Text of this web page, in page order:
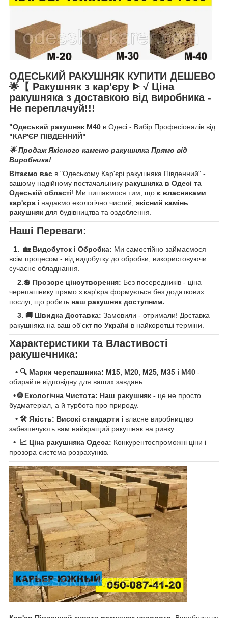
ОДЕСЬКИЙ РАКУШНЯК КУПИТИ ДЕШЕВО
🌟【 Ракушняк з кар'єру ᐈ √ Ціна
ракушняказ доставкою від виробника -
Не переплачуй!!!
"Одеський ракушняк М40 в Одесі - Вибір Професіоналів від
"КАР'ЄР ПІВДЕННИЙ"
🌟 Продаж Якісного каменю ракушняка Прямо від
Виробника!
Вітаємо вас в "Одеському Кар'єрі ракушняка Південний" -
вашому надійному постачальнику ракушняка в Одесі та
Одеській області! Ми пишаємося тим, що є власниками
кар'єра і надаємо екологічно чистий, якісний камінь
ракушняк для будівництва та оздоблення.
Наші Переваги:
1. 🏡 Видобуток і Обробка: Ми самостійно займаємося
всім процесом - від видобутку до обробки, використовуючи
сучасне обладнання.
2.💲 Прозоре ціноутворення: Без посередників - ціна
черепашнику прямо з кар'єра формується без додаткових
послуг, що робить наш ракушняк доступним.
3. 🚚 Швидка Доставка: Замовили - отримали! Доставка
ракушняка на ваш об'єкт по Україні в найкоротші терміни.
Характеристики та Властивості
ракушечника:
• 🔍 Марки черепашника: M15, М20, M25, M35 і М40 -
обирайте відповідну для ваших завдань.
• 🌐 Екологічна Чистота: Наш ракушняк - це не просто
будматеріал, а й турбота про природу.
• 🛠 Якість: Високі стандарти і власне виробництво
забезпечують вам найкращий ракушняк на ринку.
•
📈 Ціна ракушняка Одеса: Конкурентоспроможні ціни і
прозора система розрахунків.